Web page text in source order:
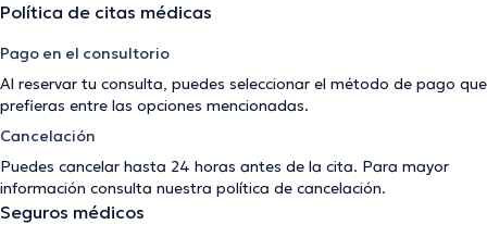
Política de citas médicas
Pago en el consultorio
Al reservar tu consulta, puedes seleccionar el método de pago que
prefieras entre las opciones mencionadas.
Cancelación
Puedes cancelar hasta 24 horas antes de la cita. Para mayor
información consulta nuestra política de cancelación.
Seguros médicos